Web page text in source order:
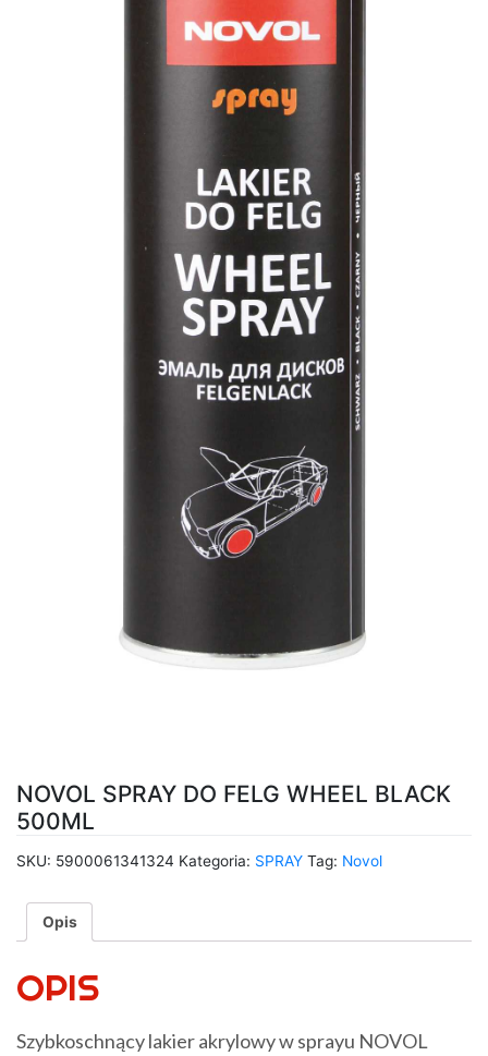
NOVOL SPRAY DO FELG WHEEL BLACK
500ML
SKU: 5900061341324 Kategoria: SPRAY Tag: Novol
Opis
OPIS
Szybkoschnący lakier akrylowy w sprayu NOVOL